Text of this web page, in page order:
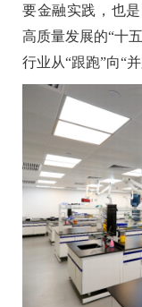
要金融实践，也
高质量发展的“十
行业从“跟跑”向“